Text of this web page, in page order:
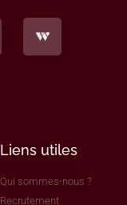
Liens utiles
Qui sommes-nous ?
Recrutement